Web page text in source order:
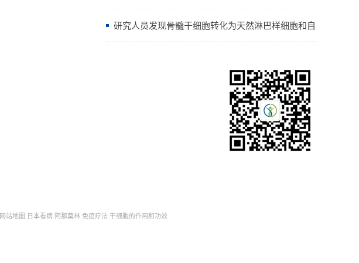
烟更有效地输送尼古丁
研究人员发现骨髓干细胞转化为天然淋巴样细胞和自
网站地图 日本看病 阿那莫林 免疫疗法 干细胞的作用和功效